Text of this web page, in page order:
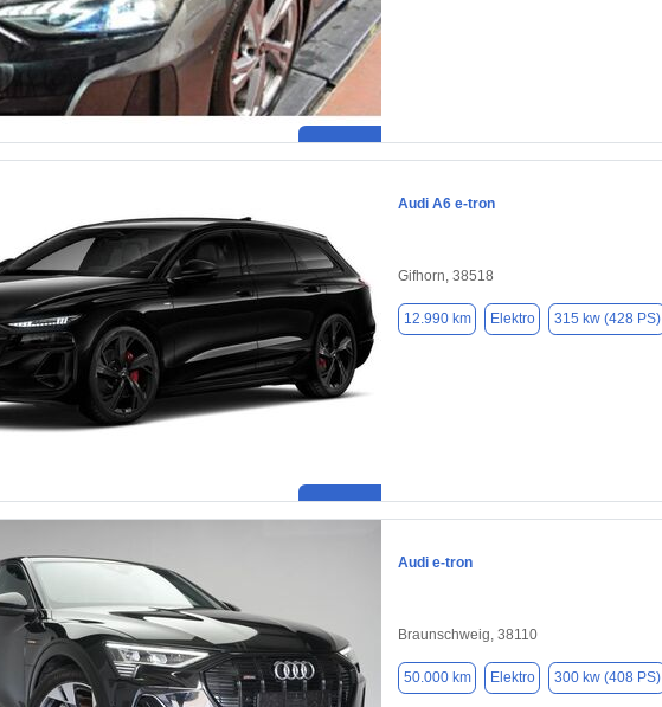
Audi A6 e-tron
Gifhorn, 38518
12.990 km Elektro 315 kw (428 PS)
Audi e-tron
Braunschweig, 38110
50.000 km Elektro 300 kw (408 PS)